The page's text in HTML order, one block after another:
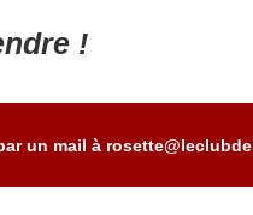
!
un mail à